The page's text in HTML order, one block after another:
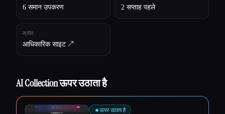
6 समान उपकरण 2 सप्ताह पहले
स्रोत
आधिकारिक साइट ↗︎
AI Collection ऊपर उठाता है
★ऊपर उठाता है